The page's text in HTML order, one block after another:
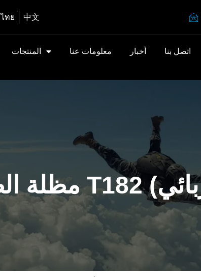
ไทย 中文
المنتجات معلومات عنا أخبار اتصل بنا